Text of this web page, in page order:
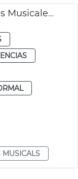
Coordinadora de Sociedades Musicales. València Music City